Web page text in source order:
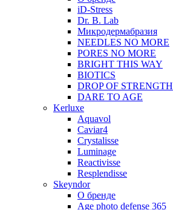
iD-Stress
Dr. B. Lab
Микродермабразия
NEEDLES NO MORE
PORES NO MORE
BRIGHT THIS WAY
BIOTICS
DROP OF STRENGTH
DARE TO AGE
Kerluxe
Aquavol
Caviar4
Crystalisse
Luminage
Reactivisse
Resplendisse
Skeyndor
О бренде
Age photo defense 365